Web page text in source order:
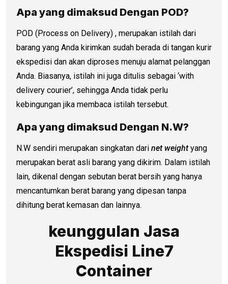
Apa yang dimaksud Dengan POD?
POD (Process on Delivery) , merupakan istilah dari
barang yang Anda kirimkan sudah berada di tangan kurir
ekspedisi dan akan diproses menuju alamat pelanggan
Anda. Biasanya, istilah ini juga ditulis sebagai ‘with
delivery courier’, sehingga Anda tidak perlu
kebingungan jika membaca istilah tersebut.
Apa yang dimaksud Dengan N.W?
N.W sendiri merupakan singkatan dari net weightyang
merupakan berat asli barang yang dikirim. Dalam istilah
lain, dikenal dengan sebutan berat bersih yang hanya
mencantumkan berat barang yang dipesan tanpa
dihitung berat kemasan dan lainnya.
keunggulan Jasa
Ekspedisi Line7
Container